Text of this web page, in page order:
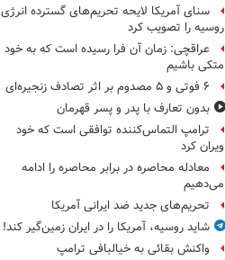
سنای آمریکا لایحه تحریم‌های گسترده انرژی
روسیه را تصویب کرد
عراقچی: زمان آن فرا رسیده است که به خود
متکی باشیم
۶ فوتی و ۵ مصدوم بر اثر تصادف زنجیره‌ای
بدون تعارف با پدر و پسر قهرمان
ترامپ التماس‌کننده توافقی است که خود
ویران کرد
معادله محاصره در برابر محاصره را ادامه
می‌دهیم
تحریم‌های جدید ضد ایرانی آمریکا
شاید روسیه، آمریکا را در ایران زمین‌گیر کند!
واکنش بقائی به خیالبافی ترامپ